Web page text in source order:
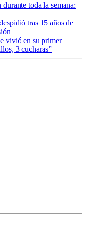
toda la semana:
tras 15 años de
vivió en su primer
3 cucharas”